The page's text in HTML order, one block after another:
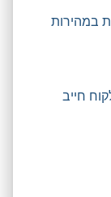
במהירות
חייב